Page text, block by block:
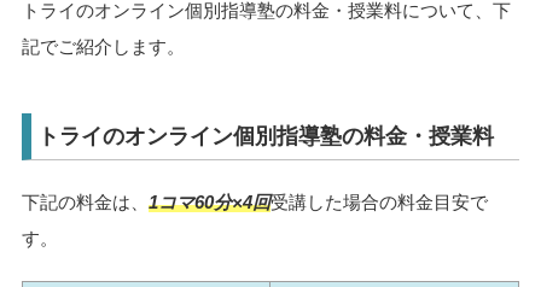
トライのオンライン個別指導塾の料金・授業料について、下
記でご紹介します。
トライのオンライン個別指導塾の料金・授業料
下記の料金は、 1コマ60分×4回受講した場合の料金目安で
す。